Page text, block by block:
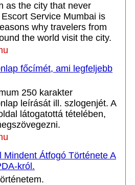
as the city that never
Service Mumbai is
why travelers from
the world visit the city.
főcímét, ami legfeljebb
250 karakter
leírását ill. szlogenjét. A
látogatottá tételében,
Mindent Átfogó Története A
król.